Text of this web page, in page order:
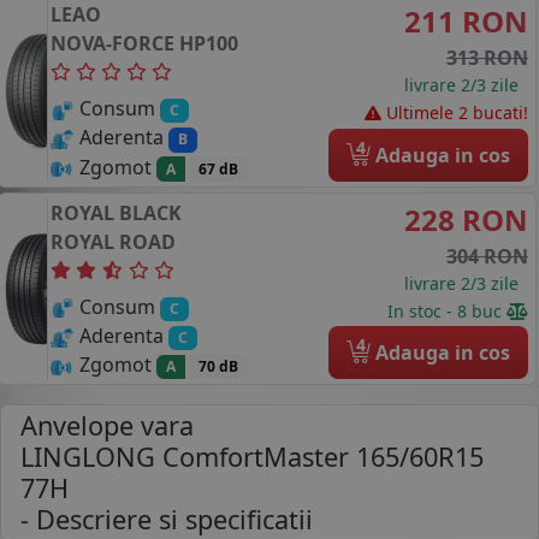
LEAO
NOVA-FORCE HP100
Consum C
Aderenta B
Zgomot A 67 dB
211 RON
313 RON
livrare 2/3 zile
Ultimele 2 bucati!
4 Adauga in cos
ROYAL BLACK
ROYAL ROAD
Consum C
Aderenta C
Zgomot A 70 dB
228 RON
304 RON
livrare 2/3 zile
In stoc - 8 buc
4 Adauga in cos
Anvelope vara
LINGLONG ComfortMaster 165/60R15
77H
- Descriere si specificatii